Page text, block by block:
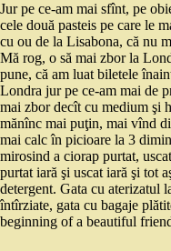
Jur pe ce-am mai sfînt, pe
cele două pasteis pe care le
cu ou de la Lisabona, că nu
Mă rog, o să mai zbor la
pune, că am luat biletele
Londra jur pe ce-am mai de
mai zbor decît cu medium şi
mănînc mai puţin, mai vînd
mai calc în picioare la 3
mirosind a ciorap purtat,
purtat iară şi uscat iară şi tot
detergent. Gata cu aterizatul
întîrziate, gata cu bagaje
beginning of a beautiful